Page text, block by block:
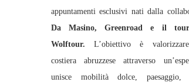
appuntamenti esclusivi nati dalla
Da Masino, Greenroad e il
Wolftour. L’obiettivo è
costiera abruzzese attraverso
unisce mobilità dolce, paesaggio,